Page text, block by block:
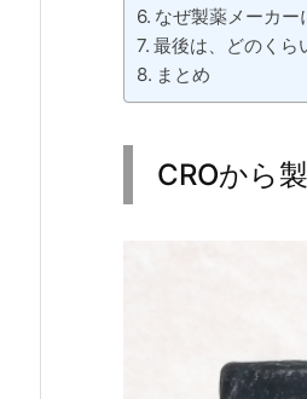
なぜ製薬メーカー
最後は、どのくら
まとめ
CROから